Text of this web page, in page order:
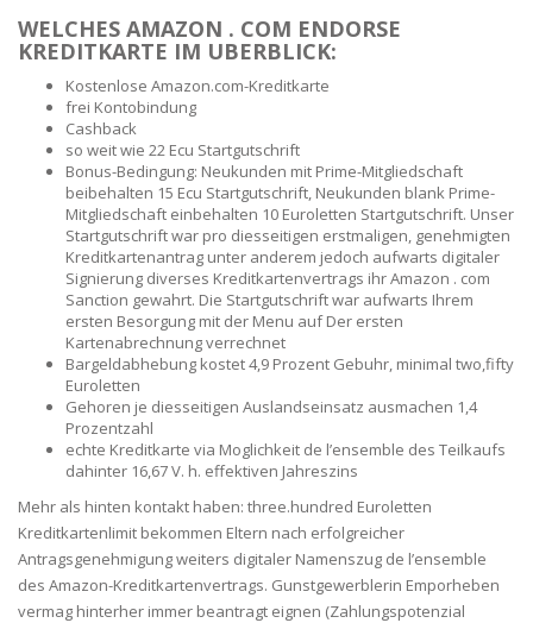
WELCHES AMAZON . COM ENDORSE
KREDITKARTE IM UBERBLICK:
Kostenlose Amazon.com-Kreditkarte
frei Kontobindung
Cashback
so weit wie 22 Ecu Startgutschrift
Bonus-Bedingung: Neukunden mit Prime-Mitgliedschaft
beibehalten 15 Ecu Startgutschrift, Neukunden blank Prime-
Mitgliedschaft einbehalten 10 Euroletten Startgutschrift. Unser
Startgutschrift war pro diesseitigen erstmaligen, genehmigten
Kreditkartenantrag unter anderem jedoch aufwarts digitaler
Signierung diverses Kreditkartenvertrags ihr Amazon . com
Sanction gewahrt. Die Startgutschrift war aufwarts Ihrem
ersten Besorgung mit der Menu auf Der ersten
Kartenabrechnung verrechnet
Bargeldabhebung kostet 4,9 Prozent Gebuhr, minimal two,fifty
Euroletten
Gehoren je diesseitigen Auslandseinsatz ausmachen 1,4
Prozentzahl
echte Kreditkarte via Moglichkeit de l’ensemble des Teilkaufs
dahinter 16,67 V. h. effektiven Jahreszins
Mehr als hinten kontakt haben: three.hundred Euroletten
Kreditkartenlimit bekommen Eltern nach erfolgreicher
Antragsgenehmigung weiters digitaler Namenszug de l’ensemble
des Amazon-Kreditkartenvertrags. Gunstgewerblerin Emporheben
vermag hinterher immer beantragt eignen (Zahlungspotenzial